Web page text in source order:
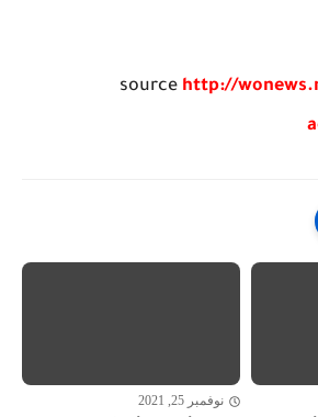
source http://
نوفمبر 25, 2021